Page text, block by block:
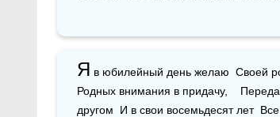
Я в юбилейный день желаю  Своей
Родных внимания в придачу,
другом  И в свои восемьдесят лет